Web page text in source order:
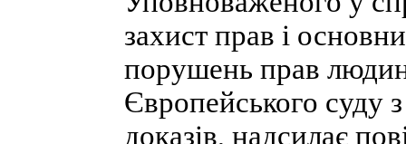
захист прав і
порушень прав
Європейського суду
доказів, надсилає